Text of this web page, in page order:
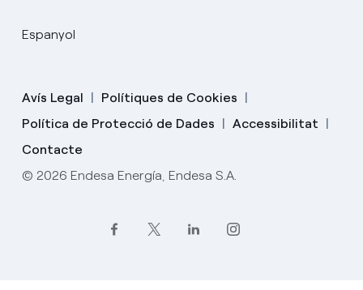
Espanyol
Avís Legal
Polítiques de Cookies
Política de Protecció de Dades
Accessibilitat
Contacte
© 2026 Endesa Energía, Endesa S.A.